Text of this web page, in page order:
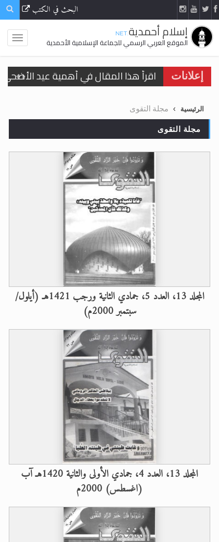
البحث في الكتب
إسلام أحمدية.NET
الموقع العربي الرسمي للجماعة الإسلامية الأحمدية
إعلانات
اقرأ هذا المقال في أهمية عيد
الحجّ.. دلالات، حِكم، وأهداف >> المزيد
تعميم هامّ لأفراد الجماعة >> المزيد
تعميم هامّ لأفراد الجماعة >> المزيد
اقرأ هذا الكتاب وتعرّف على حقيقة
الحجّ.. دلالات، حِكم، وأهداف >> المزيد
الرئيسية مجلة التقوى
مجلة التقوى
المجلد 13، العدد 5، جمادي الثانية ورجب 1421هـ (أيلول/
سبتمبر 2000م)
المجلد 13، العدد 4، جمادي الأولى والثانية 1420هـ آب
(اغسطس) 2000م